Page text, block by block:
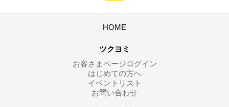
HOME
ツクヨミ
お客さまページログイン
はじめての方へ
イベントリスト
お問い合わせ